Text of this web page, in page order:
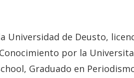
Universidad de Deusto,
por la
Graduado en